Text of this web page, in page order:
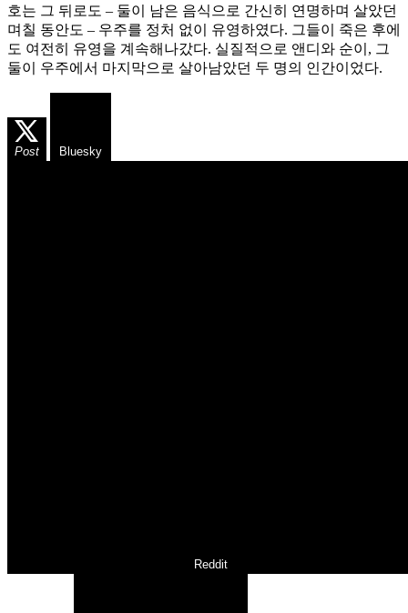
호는 그 뒤로도 – 둘이 남은 음식으로 간신히 연명하며 살았던
며칠 동안도 – 우주를 정처 없이 유영하였다. 그들이 죽은 후에
도 여전히 유영을 계속해나갔다. 실질적으로 앤디와 순이, 그
둘이 우주에서 마지막으로 살아남았던 두 명의 인간이었다.
Post Bluesky
Reddit